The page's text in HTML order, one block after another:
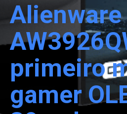
Alienware
primeiro
gamer